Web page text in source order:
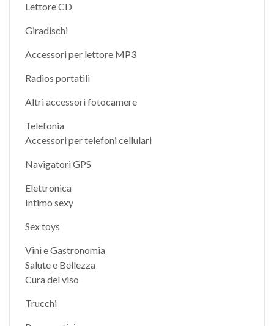
Lettore CD
Giradischi
Accessori per lettore MP3
Radios portatili
Altri accessori fotocamere
Telefonia
Accessori per telefoni cellulari
Navigatori GPS
Elettronica
Intimo sexy
Sex toys
Vini e Gastronomia
Salute e Bellezza
Cura del viso
Trucchi